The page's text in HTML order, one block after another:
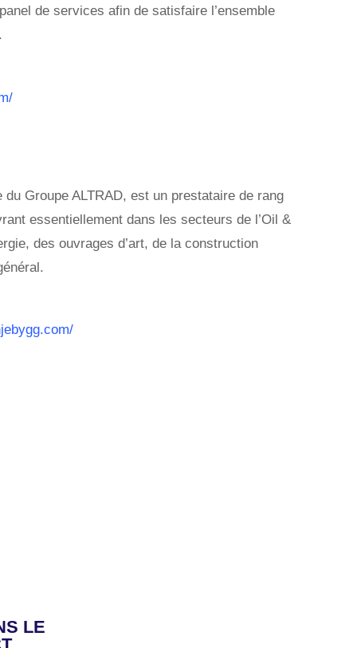
de services afin de satisfaire l’ensemble
Groupe ALTRAD, est un prestataire de rang
essentiellement dans les secteurs de l’Oil &
des ouvrages d’art, de la construction
LE